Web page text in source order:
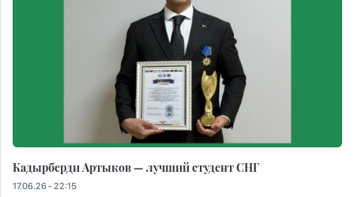
Кадырберди Артыков — лучший студент СНГ
17.06.26 - 22:15